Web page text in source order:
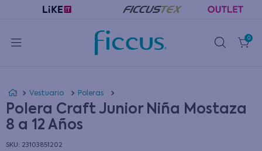
0
Vestuario Poleras
Polera Craft Junior Niña Mostaza
8 a 12 Años
: 23103851202